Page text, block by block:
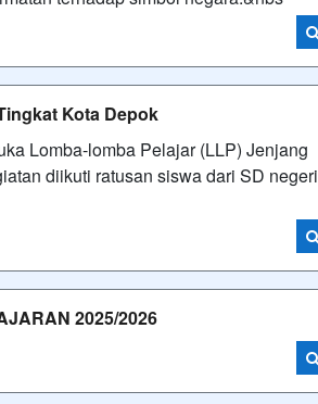
Kota Depok
Lomba-lomba Pelajar (LLP) Jenjang
diikuti ratusan siswa dari SD negeri
2025/2026